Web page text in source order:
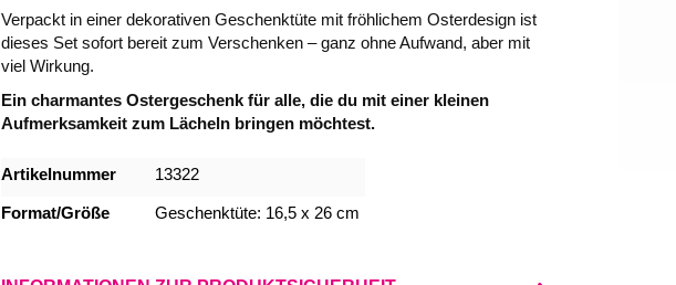
Verpackt in einer dekorativen Geschenktüte mit fröhlichem Osterdesign ist
dieses Set sofort bereit zum Verschenken – ganz ohne Aufwand, aber mit
viel Wirkung.
Ein charmantes Ostergeschenk für alle, die du mit einer kleinen
Aufmerksamkeit zum Lächeln bringen möchtest.
Mehr
Artikelnummer 13322
Format/Größe Geschenktüte: 16,5 x 26 cm